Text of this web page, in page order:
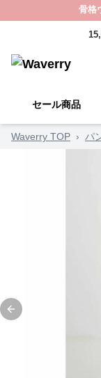
骨格
セール商品
Waverry TOP › パ
Previous slide